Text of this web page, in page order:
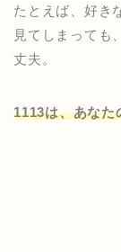
たとえば、好き
見てしまっても
丈夫。
1113は、あなた